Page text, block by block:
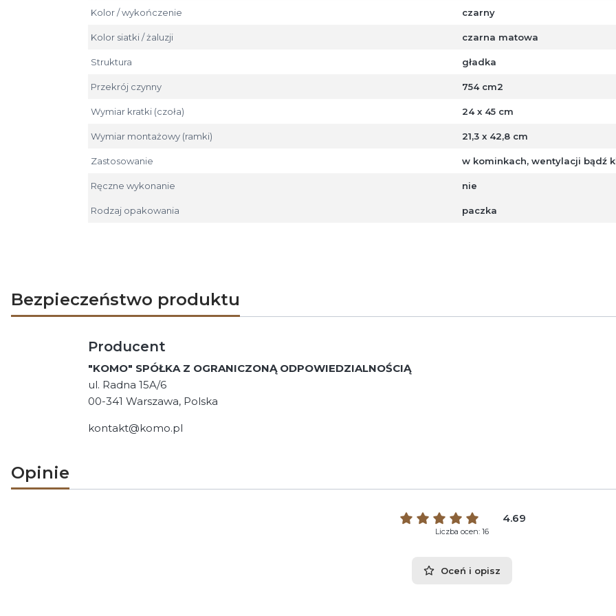
Kolor / wykończenie czarny
Kolor siatki / żaluzji czarna matowa
Struktura gładka
Przekrój czynny 754 cm2
Wymiar kratki (czoła) 24 x 45 cm
Wymiar montażowy (ramki) 21,3 x 42,8 cm
Zastosowanie w kominkach, wentylacji bądź
Ręczne wykonanie nie
Rodzaj opakowania paczka
Bezpieczeństwo produktu
Producent
"KOMO" SPÓŁKA Z OGRANICZONĄ ODPOWIEDZIALNOŚCIĄ
ul. Radna 15A/6
00-341 Warszawa, Polska
kontakt@komo.pl
Opinie
4.69
Liczba ocen: 16
Oceń i opisz